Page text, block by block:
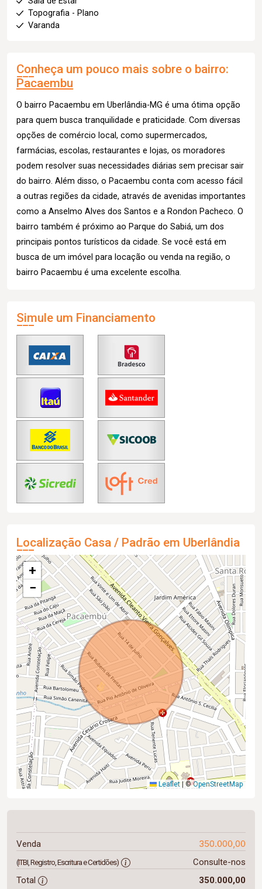
Topografia - Plano
Varanda
Conheça um pouco mais sobre o bairro:
Pacaembu
O bairro Pacaembu em Uberlândia-MG é uma ótima opção
para quem busca tranquilidade e praticidade. Com diversas
opções de comércio local, como supermercados,
farmácias, escolas, restaurantes e lojas, os moradores
podem resolver suas necessidades diárias sem precisar sair
do bairro. Além disso, o Pacaembu conta com acesso fácil
a outras regiões da cidade, através de avenidas importantes
como a Anselmo Alves dos Santos e a Rondon Pacheco. O
bairro também é próximo ao Parque do Sabiá, um dos
principais pontos turísticos da cidade. Se você está em
busca de um imóvel para locação ou venda na região, o
bairro Pacaembu é uma excelente escolha.
Simule um Financiamento
Localização Casa / Padrão em Uberlândia
+
−
Leaflet |©OpenStreetMap
Venda 350.000,00
(ITBI, Registro, Escritura e Certidões)
Consulte-nos
Total
350.000,00